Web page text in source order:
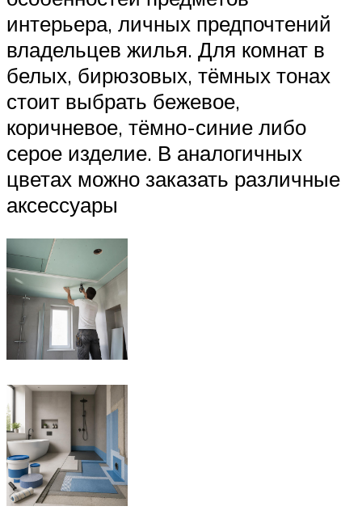
интерьера, личных предпочтений
владельцев жилья. Для комнат в
белых, бирюзовых, тёмных тонах
стоит выбрать бежевое,
коричневое, тёмно-синие либо
серое изделие. В аналогичных
цветах можно заказать различные
аксессуары